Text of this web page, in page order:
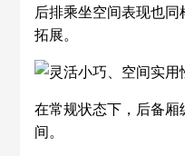
后排乘坐空间表现也
拓展。
在常规状态下，后备
间。